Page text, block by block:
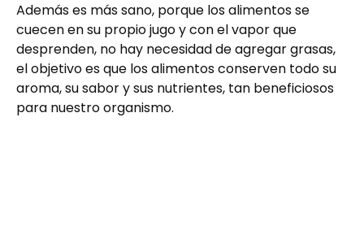
Además es más sano, porque los alimentos se
cuecen en su propio jugo y con el vapor que
desprenden, no hay necesidad de agregar grasas,
el objetivo es que los alimentos conserven todo su
aroma, su sabor y sus nutrientes, tan beneficiosos
para nuestro organismo.